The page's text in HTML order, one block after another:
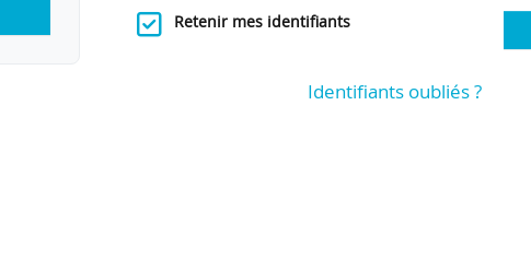
Retenir mes identifiants
Identifiants oubliés ?